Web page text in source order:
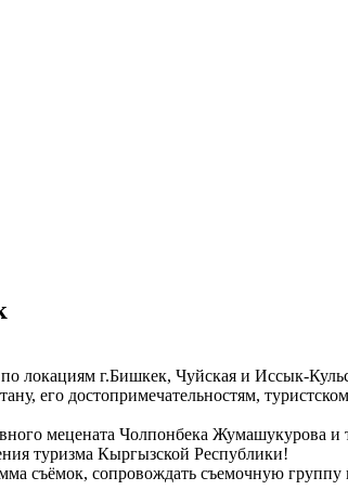
локациям г.Бишкек, Чуйская и Иссык-
его достопримечательностям,
мецената Чолпонбека Жумашукурова
туризма Кыргызской Республики!
съёмок, сопровождать съемочную